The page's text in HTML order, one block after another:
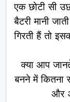
एक छोटी सी
बैटरी मानी
गिरती हैं तो
क्या आप
बनने में कितना
और